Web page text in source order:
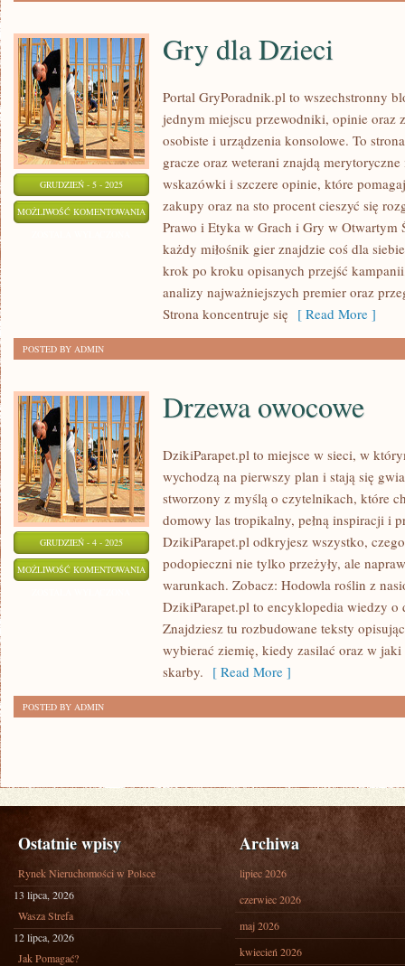
GRUDZIEŃ - 5 - 2025
MOŻLIWOŚĆ KOMENTOWANIA
DZIECI
Gry dla Dzieci
Portal GryPoradnik.pl to wszechstronny
jednym miejscu przewodniki, opinie oraz
osobiste i urządzenia konsolowe. To
gracze oraz weterani znajdą
wskazówki i szczere opinie, które
zakupy oraz na sto procent cieszyć się
Prawo i Etyka w Grach i Gry w Otwartym
każdy miłośnik gier znajdzie coś dla
krok po kroku opisanych przejść
analizy najważniejszych premier oraz
Strona koncentruje się [ Read More ]
POSTED BY ADMIN
GRUDZIEŃ - 4 - 2025
MOŻLIWOŚĆ KOMENTOWANIA DRZEWA
OWOCOWE
Drzewa owocowe
DzikiParapet.pl to miejsce w sieci, w
wychodzą na pierwszy plan i stają się
stworzony z myślą o czytelnikach, które
domowy las tropikalny, pełną inspiracji i
DzikiParapet.pl odkryjesz wszystko,
podopieczni nie tylko przeżyły, ale
warunkach. Zobacz: Hodowla roślin z
DzikiParapet.pl to encyklopedia wiedzy o
Znajdziesz tu rozbudowane teksty
wybierać ziemię, kiedy zasilać oraz w jaki
skarby. [ Read More ]
POSTED BY ADMIN
Ostatnie wpisy
Rynek Nieruchomości w Polsce
13 lipca, 2026
Wasza Strefa
12 lipca, 2026
Jak Pomagać?
Archiwa
lipiec 2026
czerwiec 2026
maj 2026
kwiecień 2026